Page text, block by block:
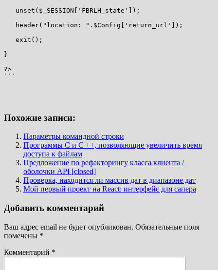
   unset($_SESSION['FBRLH_state']);
   header("location: ".$Config['return_url']);
   exit();
}
```
Похожие записи:
Параметры командной строки
Программы C и C ++, позволяющие увеличить время
доступа к файлам
Предложение по рефакторингу класса клиента /
оболочки API [closed]
Проверка, находится ли массив дат в диапазоне дат
Мой первый проект на React: интерфейс для сапера
Добавить комментарий
Ваш адрес email не будет опубликован. Обязательные поля
помечены *
Комментарий *